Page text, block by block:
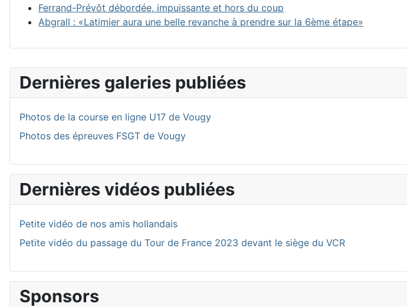
Dernières galeries publiées
Photos de la course en ligne U17 de Vougy
Photos des épreuves FSGT de Vougy
Dernières vidéos publiées
Petite vidéo de nos amis hollandais
Petite vidéo du passage du Tour de France 2023 devant le siège du VCR
Sponsors
Ferrand-Prévôt débordée, impuissante et hors du coup
Abgrall : «Latimier aura une belle revanche à prendre sur la 6ème étape»